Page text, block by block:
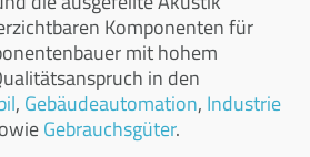
Komponenten für
mit hohem
in den
, Gebäudeautomation, Industrie
Gebrauchsgüter.